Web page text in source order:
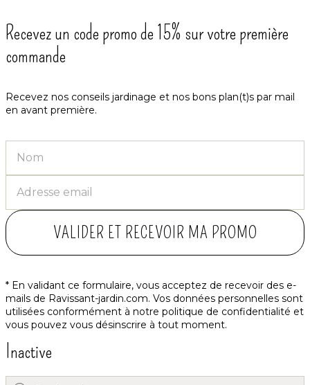
Recevez un code promo de 15% sur votre première
commande
Recevez nos conseils jardinage et nos bons plan(t)s par mail
en avant première.
VALIDER ET RECEVOIR MA PROMO
* En validant ce formulaire, vous acceptez de recevoir des e-
mails de Ravissant-jardin.com. Vos données personnelles sont
utilisées conformément à notre politique de confidentialité et
vous pouvez vous désinscrire à tout moment.
Inactive